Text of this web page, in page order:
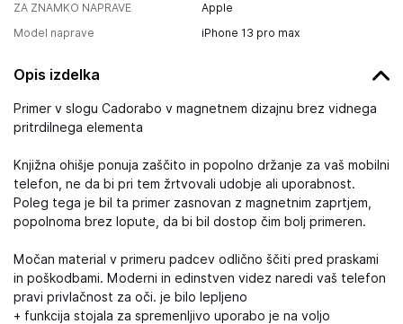
ZA ZNAMKO NAPRAVE
Apple
Model naprave
iPhone 13 pro max
Opis izdelka
Primer v slogu Cadorabo v magnetnem dizajnu brez vidnega
pritrdilnega elementa
Knjižna ohišje ponuja zaščito in popolno držanje za vaš mobilni
telefon, ne da bi pri tem žrtvovali udobje ali uporabnost.
Poleg tega je bil ta primer zasnovan z magnetnim zaprtjem,
popolnoma brez lopute, da bi bil dostop čim bolj primeren.
Močan material v primeru padcev odlično ščiti pred praskami
in poškodbami. Moderni in edinstven videz naredi vaš telefon
pravi privlačnost za oči. je bilo lepljeno
+ funkcija stojala za spremenljivo uporabo je na voljo